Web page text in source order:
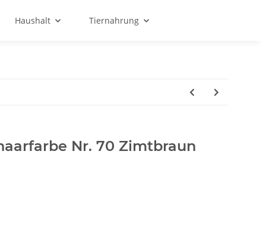
Haushalt Tiernahrung
Nr. 70 Zimtbraun